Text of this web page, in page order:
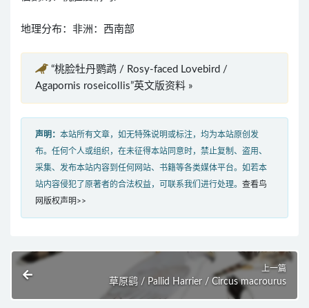
地理分布：非洲：西南部
“桃脸牡丹鹦鹉 / Rosy-faced Lovebird /
Agapornis roseicollis”英文版资料 »
声明： 本站所有文章，如无特殊说明或标注，均为本站原创发
布。任何个人或组织，在未征得本站同意时，禁止复制、盗用、
采集、发布本站内容到任何网站、书籍等各类媒体平台。如若本
站内容侵犯了原著者的合法权益，可联系我们进行处理。 查看鸟
网版权声明>>
上一篇
草原鹞 / Pallid Harrier / Circus macrourus